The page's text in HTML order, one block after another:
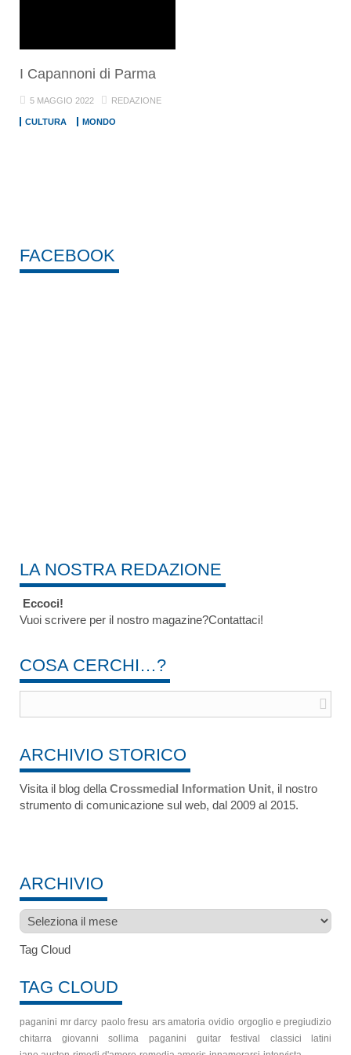
I Capannoni di Parma
5 MAGGIO 2022 REDAZIONE
CULTURA MONDO
FACEBOOK
LA NOSTRA REDAZIONE
Eccoci!
Vuoi scrivere per il nostro magazine?Contattaci!
COSA CERCHI…?
ARCHIVIO STORICO
Visita il blog della Crossmedial Information Unit, il nostro
strumento di comunicazione sul web, dal 2009 al 2015.
ARCHIVIO
Archivio
Tag Cloud
TAG CLOUD
paganini mr darcy paolo fresu ars amatoria ovidio orgoglio e pregiudizio
chitarra
giovanni sollima paganini guitar festival
classici latini